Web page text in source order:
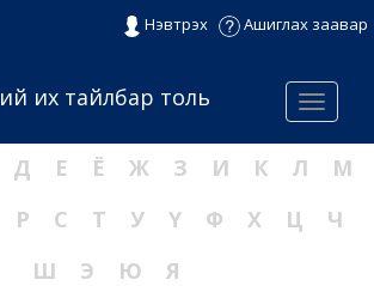
Нэвтрэх Ашиглах заавар
Menu
их тайлбар толь
Д Е Ё Ж З И К Л
М
Р С Т У Ү Ф Х Ц
Ч
Ш
Э Ю Я